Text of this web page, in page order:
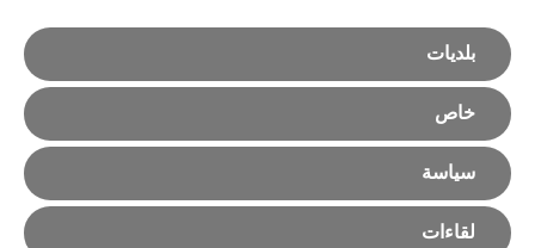
بلديات
خاص
سياسة
لقاءات